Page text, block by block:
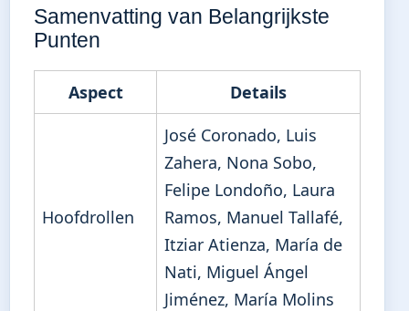
Samenvatting van Belangrijkste
Punten
Aspect Details
Hoofdrollen
José Coronado, Luis
Zahera, Nona Sobo,
Felipe Londoño, Laura
Ramos, Manuel Tallafé,
Itziar Atienza, María de
Nati, Miguel Ángel
Jiménez, María Molins